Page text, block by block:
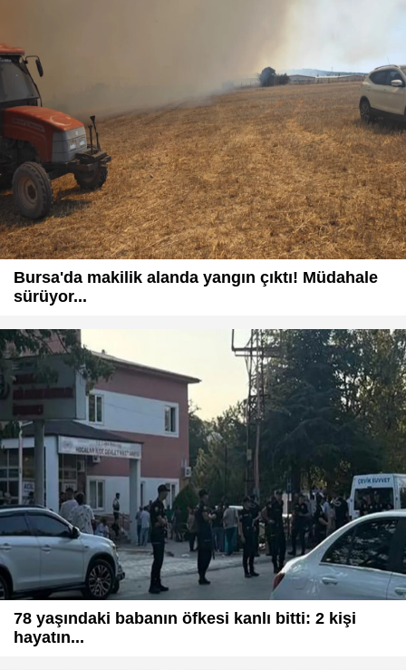
Bursa'da makilik alanda yangın çıktı! Müdahale
sürüyor...
78 yaşındaki babanın öfkesi kanlı bitti: 2 kişi
hayatın...